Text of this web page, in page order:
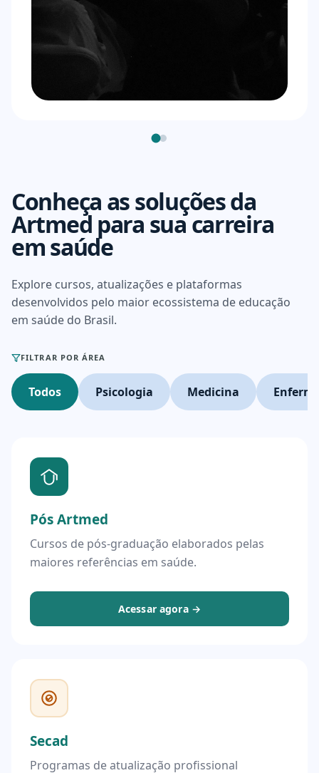
Conheça as soluções da
Artmed para sua carreira
em saúde
Explore cursos, atualizações e plataformas
desenvolvidos pelo maior ecossistema de educação
em saúde do Brasil.
FILTRAR POR ÁREA
Todos Psicologia Medicina
Pós Artmed
Cursos de pós-graduação elaborados pelas
maiores referências em saúde.
Acessar agora →
Secad
Programas de atualização profissional